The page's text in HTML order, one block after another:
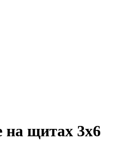
на щитах 3х6